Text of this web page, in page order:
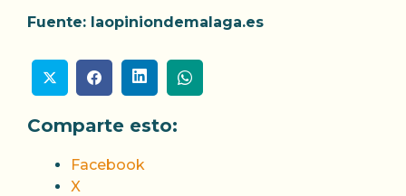
Fuente: laopiniondemalaga.es
Comparte esto:
Facebook
X